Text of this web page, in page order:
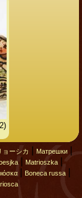
ョーシカ Матрешки|
| Matrioszka|
Boneca russa